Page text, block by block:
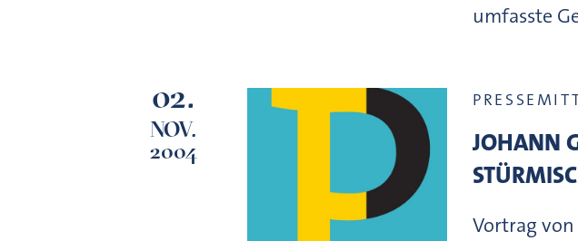
umfasste
02.
NOV.
2004
JOHANN
Vortrag von